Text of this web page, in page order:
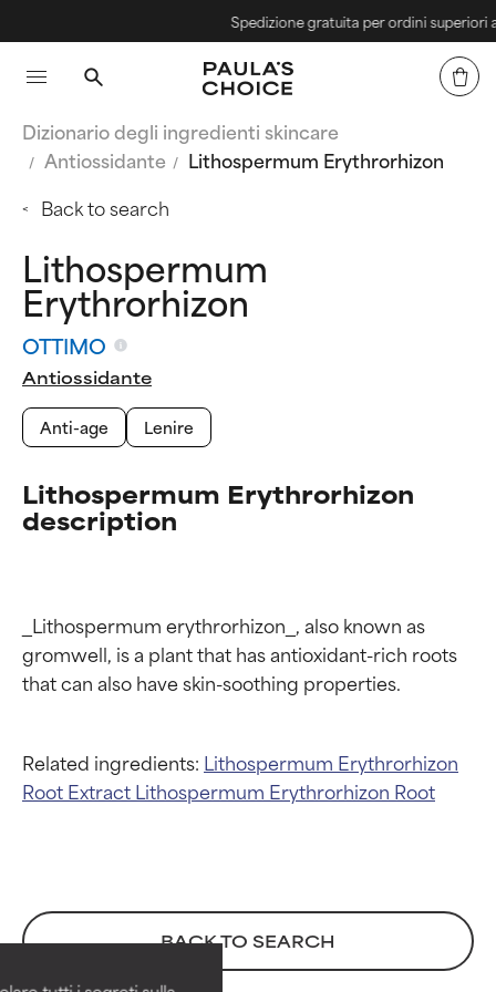
Spedizione gratuita per ordini superiori a
Dizionario degli ingredienti skincare
Antiossidante
Lithospermum Erythrorhizon
Back to search
Lithospermum
Erythrorhizon
OTTIMO
Antiossidante
Anti-age
Lenire
Lithospermum Erythrorhizon
description
_Lithospermum erythrorhizon_, also known as
gromwell, is a plant that has antioxidant-rich roots
Related ingredients: Lithospermum Erythrorhizon
Root ExtractLithospermum Erythrorhizon Root
BACK TO SEARCH